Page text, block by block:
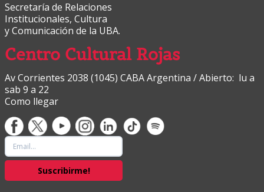
Secretaría de Relaciones
Institucionales, Cultura
y Comunicación de la UBA.
Centro Cultural Rojas
Av Corrientes 2038 (1045) CABA Argentina / Abierto: lu a
sab 9 a 22
Como llegar